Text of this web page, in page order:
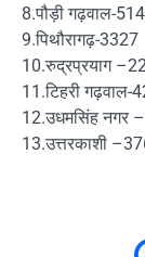
8.पौड़ी गढ़वाल-
9.पिथौरागढ़-3327
10.रुद्रप्रयाग
11.टिहरी गढ़वाल-
12.उधमसिंह नगर
13.उत्तरकाशी